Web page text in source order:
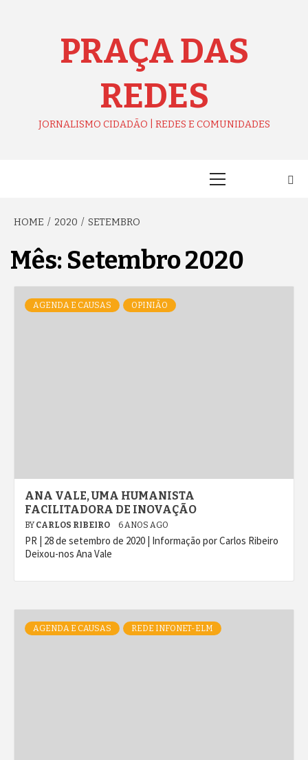
PRAÇA DAS
REDES
JORNALISMO CIDADÃO | REDES E COMUNIDADES
HOME 2020 SETEMBRO
Mês: Setembro 2020
AGENDA E CAUSAS OPINIÃO
ANA VALE, UMA HUMANISTA
FACILITADORA DE INOVAÇÃO
BY CARLOS RIBEIRO 6 ANOS AGO
PR | 28 de setembro de 2020 | Informação por Carlos Ribeiro
Deixou-nos Ana Vale
AGENDA E CAUSAS REDE INFONET-ELM